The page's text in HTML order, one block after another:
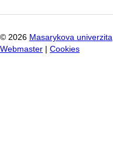
© 2026 Masarykova univerzita
Webmaster
Cookies